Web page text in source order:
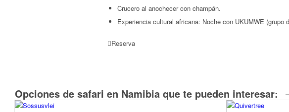
Crucero al anochecer con champán.
Experiencia cultural africana: Noche con UKUMWE
Reserva
Opciones de safari en Namibia que te pueden interesar: